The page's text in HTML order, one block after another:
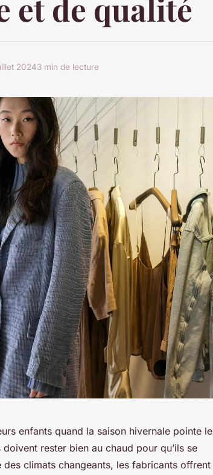
et de qualité
20243 min de lecture
enfants quand la saison hivernale pointe le
rester bien au chaud pour qu’ils se
climats changeants, les fabricants offrent